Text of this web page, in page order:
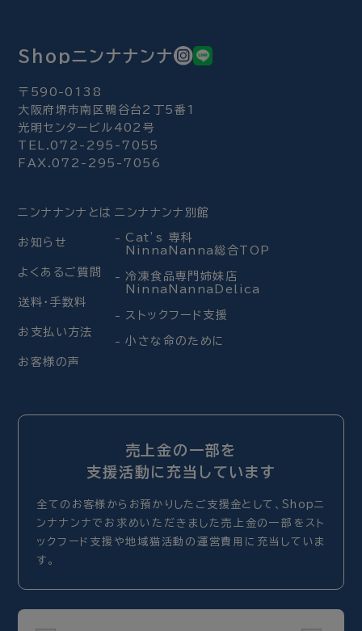
Shopニンナナンナ
〒590-0138
大阪府堺市南区鴨谷台2丁5番1
光明センタービル402号
TEL.072-295-7055
FAX.072-295-7056
ニンナナンナとは
お知らせ
よくあるご質問
送料・手数料
お支払い方法
お客様の声
ニンナナンナ別館
Cat’s 専科
NinnaNanna総合TOP
冷凍食品専門姉妹店
NinnaNannaDelica
ストックフード支援
小さな命のために
売上金の一部を
支援活動に充当しています
全てのお客様からお預かりしたご支援金として、Shopニ
ンナナンナでお求めいただきました売上金の一部をスト
ックフード支援や地域猫活動の運営費用に充当していま
す。